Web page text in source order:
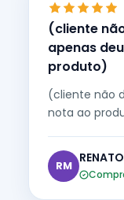
(cliente
apenas
produto)
(cliente não
nota ao
RM